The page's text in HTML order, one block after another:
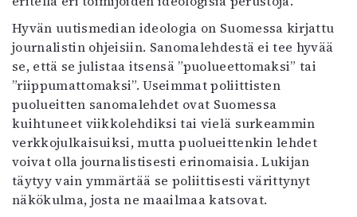
Hyvän uutismedian ideologia on Suomessa kirjattu
journalistin ohjeisiin. Sanomalehdestä ei tee hyvää
se, että se julistaa itsensä ”puolueettomaksi” tai
”riippumattomaksi”. Useimmat poliittisten
puolueitten sanomalehdet ovat Suomessa
kuihtuneet viikkolehdiksi tai vielä surkeammin
verkkojulkaisuiksi, mutta puolueittenkin lehdet
voivat olla journalistisesti erinomaisia. Lukijan
täytyy vain ymmärtää se poliittisesti värittynyt
näkökulma, josta ne maailmaa katsovat.